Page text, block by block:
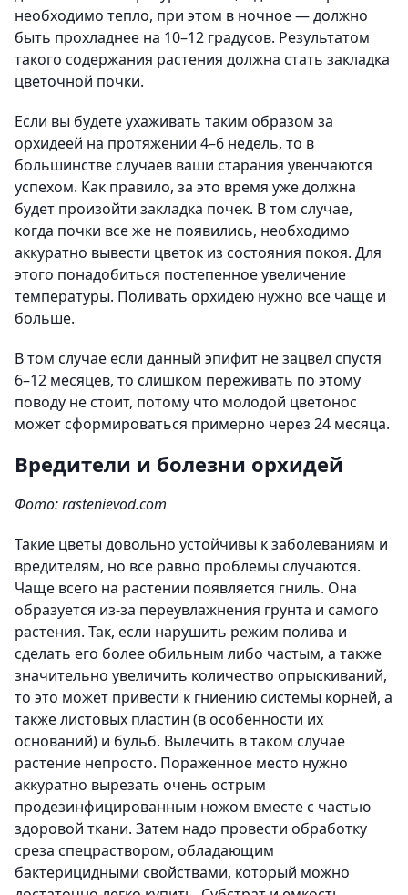
необходимо тепло, при этом в ночное ― должно
быть прохладнее на 10–12 градусов. Результатом
такого содержания растения должна стать закладка
цветочной почки.
Если вы будете ухаживать таким образом за
орхидеей на протяжении 4–6 недель, то в
большинстве случаев ваши старания увенчаются
успехом. Как правило, за это время уже должна
будет произойти закладка почек. В том случае,
когда почки все же не появились, необходимо
аккуратно вывести цветок из состояния покоя. Для
этого понадобиться постепенное увеличение
температуры. Поливать орхидею нужно все чаще и
больше.
В том случае если данный эпифит не зацвел спустя
6–12 месяцев, то слишком переживать по этому
поводу не стоит, потому что молодой цветонос
может сформироваться примерно через 24 месяца.
Вредители и болезни орхидей
Фото: rastenievod.com
Такие цветы довольно устойчивы к заболеваниям и
вредителям, но все равно проблемы случаются.
Чаще всего на растении появляется гниль. Она
образуется из-за переувлажнения грунта и самого
растения. Так, если нарушить режим полива и
сделать его более обильным либо частым, а также
значительно увеличить количество опрыскиваний,
то это может привести к гниению системы корней, а
также листовых пластин (в особенности их
оснований) и бульб. Вылечить в таком случае
растение непросто. Пораженное место нужно
аккуратно вырезать очень острым
продезинфицированным ножом вместе с частью
здоровой ткани. Затем надо провести обработку
среза спецраствором, обладающим
бактерицидными свойствами, который можно